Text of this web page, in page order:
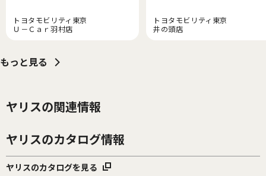
トヨタモビリティ東京
Ｕ－Ｃａｒ羽村店
トヨタモビリティ東京
井の頭店
もっと見る
ヤリスの関連情報
ヤリスのカタログ情報
ヤリスのカタログを見る